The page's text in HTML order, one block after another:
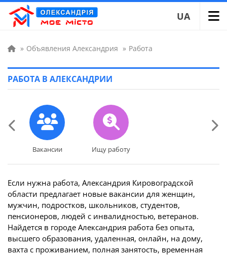
UA
» Объявления Александрия » Работа
РАБОТА В АЛЕКСАНДРИИ
Вакансии
Вакансии Ищу работу
Ищу работу
Если нужна работа, Александрия Кировоградской
области предлагает новые вакансии для женщин,
мужчин, подростков, школьников, студентов,
пенсионеров, людей с инвалидностью, ветеранов.
Найдется в городе Александрия работа без опыта,
высшего образования, удаленная, онлайн, на дому,
вахта с проживанием, полная занятость, временная